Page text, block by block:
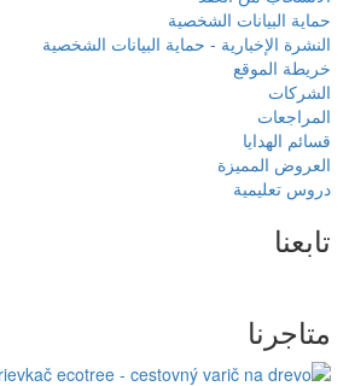
البيانات الشخصية